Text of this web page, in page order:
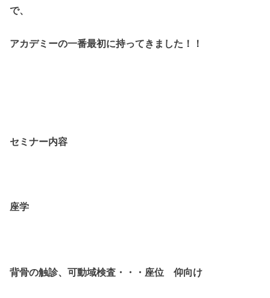
で、
アカデミーの一番最初に持ってきました！！
セミナー内容
座学
背骨の触診、可動域検査・・・座位 仰向け